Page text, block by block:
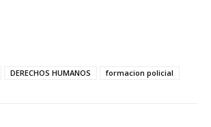
DERECHOS HUMANOS formacion policial